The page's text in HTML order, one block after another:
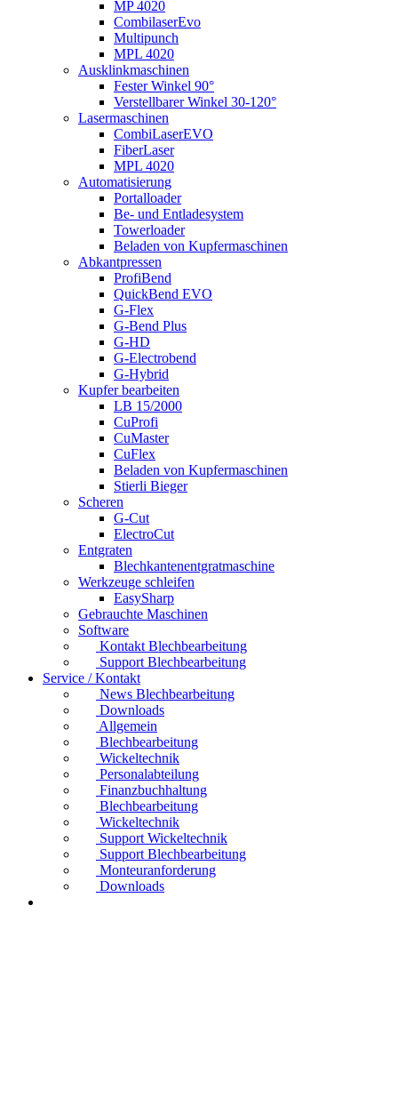
MP 4020
CombilaserEvo
Multipunch
MPL 4020
Ausklinkmaschinen
Fester Winkel 90°
Verstellbarer Winkel 30-120°
Lasermaschinen
CombiLaserEVO
FiberLaser
MPL 4020
Automatisierung
Portalloader
Be- und Entladesystem
Towerloader
Beladen von Kupfermaschinen
Abkantpressen
ProfiBend
QuickBend EVO
G-Flex
G-Bend Plus
G-HD
G-Electrobend
G-Hybrid
Kupfer bearbeiten
LB 15/2000
CuProfi
CuMaster
CuFlex
Beladen von Kupfermaschinen
Stierli Bieger
Scheren
G-Cut
ElectroCut
Entgraten
Blechkantenentgratmaschine
Werkzeuge schleifen
EasySharp
Gebrauchte Maschinen
Software
Kontakt Blechbearbeitung
Support Blechbearbeitung
Service / Kontakt
News Blechbearbeitung
Downloads
Allgemein
Blechbearbeitung
Wickeltechnik
Personalabteilung
Finanzbuchhaltung
Blechbearbeitung
Wickeltechnik
Support Wickeltechnik
Support Blechbearbeitung
Monteuranforderung
Downloads